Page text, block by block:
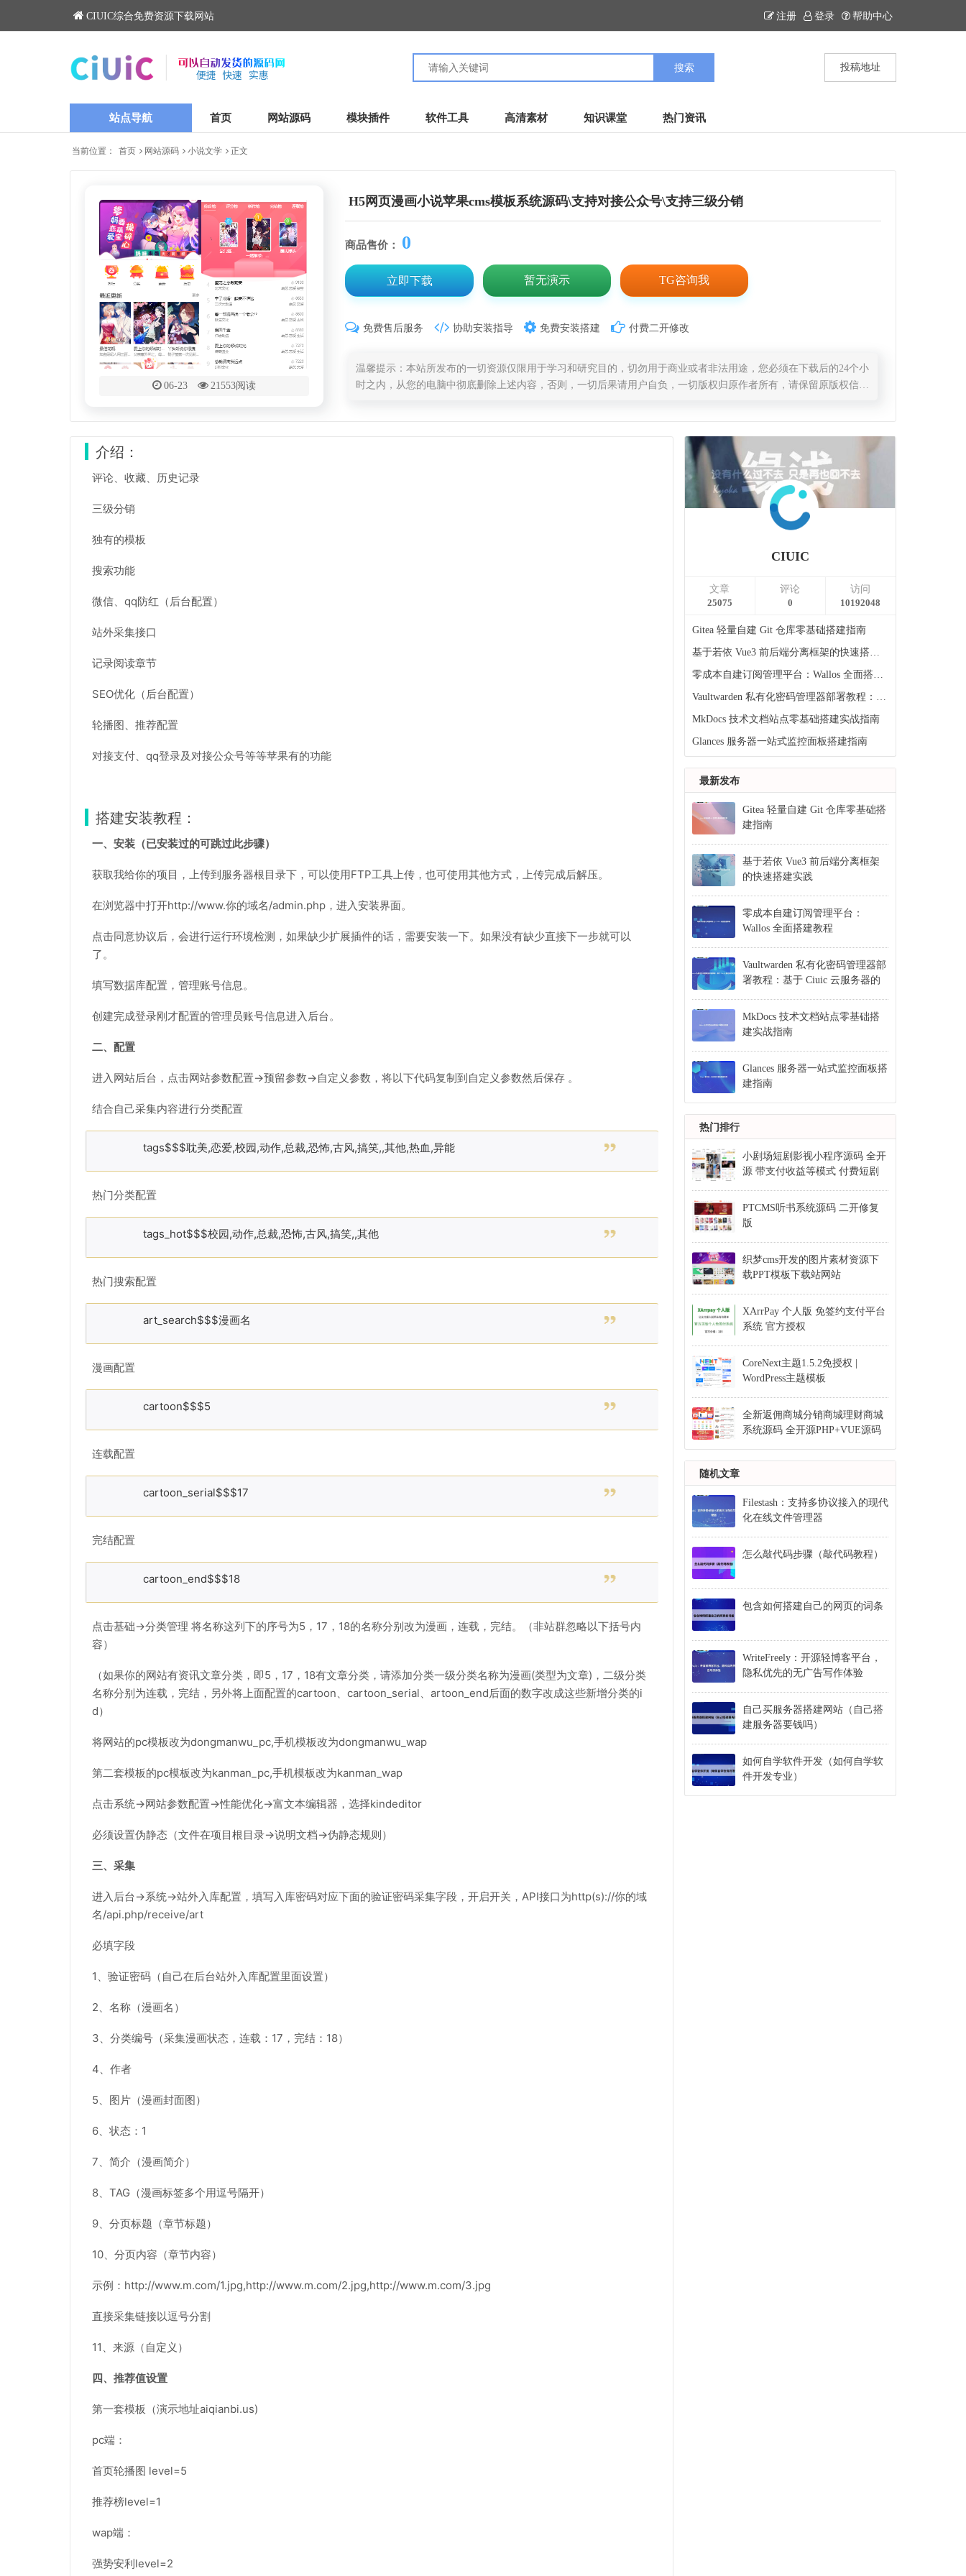
CIUIC综合免费资源下载网站 注册 登录 帮助中心
投稿地址
站点导航 首页 网站源码 模块插件 软件工具 高清素材 知识课堂 热门资讯
当前位置： 首页 网站源码 小说文学 正文
06-23 21553阅读
H5网页漫画小说苹果cms模板系统源码\支持对接公众号\支持三级分销
商品售价： 0
立即下载 暂无演示 TG咨询我
免费售后服务 协助安装指导 免费安装搭建 付费二开修改
温馨提示：本站所发布的一切资源仅限用于学习和研究目的，切勿用于商业或者非法用途，您必须在下载后的24个小
时之内，从您的电脑中彻底删除上述内容，否则，一切后果请用户自负，一切版权归原作者所有，请保留原版权信
介绍：
评论、收藏、历史记录
三级分销
独有的模板
搜索功能
微信、qq防红（后台配置）
站外采集接口
记录阅读章节
SEO优化（后台配置）
轮播图、推荐配置
对接支付、qq登录及对接公众号等等苹果有的功能
搭建安装教程：
一、安装（已安装过的可跳过此步骤）
获取我给你的项目，上传到服务器根目录下，可以使用FTP工具上传，也可使用其他方式，上传完成后解压。
在浏览器中打开http://www.你的域名/admin.php，进入安装界面。
点击同意协议后，会进行运行环境检测，如果缺少扩展插件的话，需要安装一下。如果没有缺少直接下一步就可以
了。
填写数据库配置，管理账号信息。
创建完成登录刚才配置的管理员账号信息进入后台。
二、配置
进入网站后台，点击网站参数配置->预留参数->自定义参数，将以下代码复制到自定义参数然后保存 。
结合自己采集内容进行分类配置
tags$$$耽美,恋爱,校园,动作,总裁,恐怖,古风,搞笑,,其他,热血,异能
热门分类配置
tags_hot$$$校园,动作,总裁,恐怖,古风,搞笑,,其他
热门搜索配置
art_search$$$漫画名
漫画配置
cartoon$$$5
连载配置
cartoon_serial$$$17
完结配置
cartoon_end$$$18
点击基础->分类管理 将名称这列下的序号为5，17，18的名称分别改为漫画，连载，完结。（非站群忽略以下括号内
容）
（如果你的网站有资讯文章分类，即5，17，18有文章分类，请添加分类一级分类名称为漫画(类型为文章)，二级分类
名称分别为连载，完结，另外将上面配置的cartoon、cartoon_serial、artoon_end后面的数字改成这些新增分类的i
d）
将网站的pc模板改为dongmanwu_pc,手机模板改为dongmanwu_wap
第二套模板的pc模板改为kanman_pc,手机模板改为kanman_wap
点击系统->网站参数配置->性能优化->富文本编辑器，选择kindeditor
必须设置伪静态（文件在项目根目录->说明文档->伪静态规则）
三、采集
进入后台->系统->站外入库配置，填写入库密码对应下面的验证密码采集字段，开启开关，API接口为http(s)://你的域
名/api.php/receive/art
必填字段
1、验证密码（自己在后台站外入库配置里面设置）
2、名称（漫画名）
3、分类编号（采集漫画状态，连载：17，完结：18）
4、作者
5、图片（漫画封面图）
6、状态：1
7、简介（漫画简介）
8、TAG（漫画标签多个用逗号隔开）
9、分页标题（章节标题）
10、分页内容（章节内容）
示例：http://www.m.com/1.jpg,http://www.m.com/2.jpg,http://www.m.com/3.jpg
直接采集链接以逗号分割
11、来源（自定义）
四、推荐值设置
第一套模板（演示地址aiqianbi.us)
pc端：
首页轮播图 level=5
推荐榜level=1
wap端：
强势安利level=2
CIUIC
文章
25075
评论
0
访问
10192048
Gitea 轻量自建 Git 仓库零基础搭建指南
基于若依 Vue3 前后端分离框架的快速搭建实践
零成本自建订阅管理平台：Wallos 全面搭建教程
Vaultwarden 私有化密码管理器部署教程：基于 Ciuic 云服务器的完整指南
MkDocs 技术文档站点零基础搭建实战指南
Glances 服务器一站式监控面板搭建指南
最新发布
Gitea 轻量自建 Git 仓库零基础搭
建指南
基于若依 Vue3 前后端分离框架
的快速搭建实践
零成本自建订阅管理平台：
Wallos 全面搭建教程
Vaultwarden 私有化密码管理器部
署教程：基于 Ciuic 云服务器的
MkDocs 技术文档站点零基础搭
建实战指南
Glances 服务器一站式监控面板搭
建指南
热门排行
小剧场短剧影视小程序源码 全开
源 带支付收益等模式 付费短剧
PTCMS听书系统源码 二开修复
版
织梦cms开发的图片素材资源下
载PPT模板下载站网站
XArrPay 个人版 免签约支付平台
系统 官方授权
CoreNext主题1.5.2免授权 |
WordPress主题模板
全新返佣商城分销商城理财商城
系统源码 全开源PHP+VUE源码
随机文章
Filestash：支持多协议接入的现代
化在线文件管理器
怎么敲代码步骤（敲代码教程）
包含如何搭建自己的网页的词条
WriteFreely：开源轻博客平台，
隐私优先的无广告写作体验
自己买服务器搭建网站（自己搭
建服务器要钱吗）
如何自学软件开发（如何自学软
件开发专业）